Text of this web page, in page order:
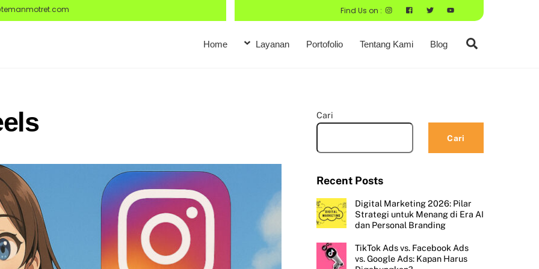
Find Us on :
Home Layanan Portofolio Tentang Kami Blog
Cari
Cari
Recent Posts
Digital Marketing 2026: Pilar
Strategi untuk Menang di Era AI
dan Personal Branding
TikTok Ads vs. Facebook Ads
vs. Google Ads: Kapan Harus